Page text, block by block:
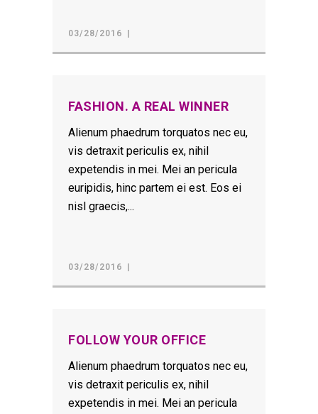
03/28/2016
FASHION. A REAL WINNER
Alienum phaedrum torquatos nec eu,
vis detraxit periculis ex, nihil
expetendis in mei. Mei an pericula
euripidis, hinc partem ei est. Eos ei
nisl graecis,...
03/28/2016
FOLLOW YOUR OFFICE
Alienum phaedrum torquatos nec eu,
vis detraxit periculis ex, nihil
expetendis in mei. Mei an pericula